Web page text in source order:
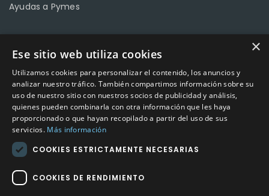
Ayudas a Pymes
CONTACTO
Calle Méndez Núñez nº3 – Fuente Palmera 14120 Córdoba
Teléfono957 04 96 57
Emailinfo@factory-sport.es
HORARIO COMERCIAL
Lunes a viernes
10:00 a 14:00 / 18:00 a 21:00
×
Ese sitio web utiliza cookies
Utilizamos cookies para personalizar el contenido, los anuncios y
analizar nuestro tráfico. También compartimos información sobre su
uso de nuestro sitio con nuestros socios de publicidad y análisis,
quienes pueden combinarla con otra información que les haya
proporcionado o que hayan recopilado a partir del uso de sus
servicios. Más información
COOKIES ESTRICTAMENTE NECESARIAS
COOKIES DE RENDIMIENTO